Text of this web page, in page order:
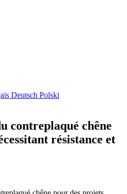
Deutsch Polski
contreplaqué chêne
résistance et